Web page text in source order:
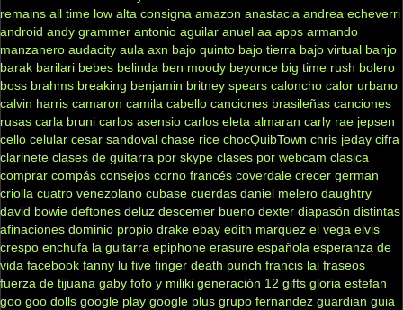
remains all time low alta consigna amazon anastacia andrea echeverri
android andy grammer antonio aguilar anuel aa apps armando
manzanero audacity aula axn bajo quinto bajo tierra bajo virtual banjo
barak barilari bebes belinda ben moody beyonce big time rush bolero
boss brahms breaking benjamin britney spears caloncho calor urbano
calvin harris camaron camila cabello canciones brasileñas canciones
rusas carla bruni carlos asensio carlos eleta almaran carly rae jepsen
cello celular cesar sandoval chase rice chocQuibTown chris jeday cifra
clarinete clases de guitarra por skype clases por webcam clasica
comprar compás consejos corno francés coverdale crecer german
criolla cuatro venezolano cubase cuerdas daniel melero daughtry
david bowie deftones deluz descemer bueno dexter diapasón distintas
afinaciones dominio propio drake ebay edith marquez el vega elvis
crespo enchufa la guitarra epiphone erasure española esperanza de
vida facebook fanny lu five finger death punch francis lai fraseos
fuerza de tijuana gaby fofo y miliki generación 12 gifts gloria estefan
goo goo dolls google play google plus grupo fernandez guardian guia